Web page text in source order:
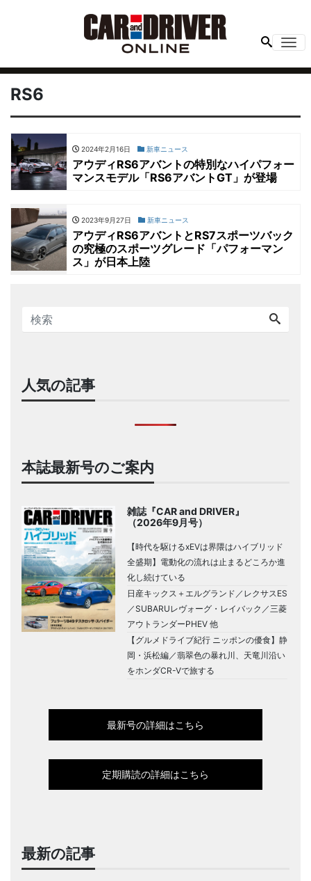
RS6
2024年2月16日 新車ニュース
アウディRS6アバントの特別なハイパフォー
マンスモデル「RS6アバントGT」が登場
2023年9月27日 新車ニュース
アウディRS6アバントとRS7スポーツバック
の究極のスポーツグレード「パフォーマン
ス」が日本上陸
人気の記事
本誌最新号のご案内
雑誌『CAR and DRIVER』
（2026年9月号）
【時代を駆けるxEVは界隈はハイブリッド
全盛期】電動化の流れは止まるどころか進
化し続けている
日産キックス＋エルグランド／レクサスES
／SUBARUレヴォーグ・レイバック／三菱
アウトランダーPHEV 他
【グルメドライブ紀行 ニッポンの優食】静
岡・浜松編／翡翠色の暴れ川、天竜川沿い
をホンダCR-Vで旅する
最新号の詳細はこちら
定期購読の詳細はこちら
最新の記事